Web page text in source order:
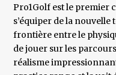
Pro1Golf est le premier
s’équiper de la
frontière entre le
de jouer sur les
réalisme